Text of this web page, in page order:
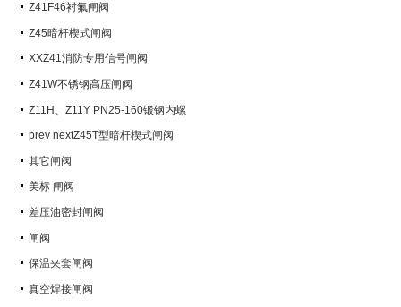
Z41F46衬氟闸阀
Z45暗杆楔式闸阀
XXZ41消防专用信号闸阀
Z41W不锈钢高压闸阀
Z11H、Z11Y PN25-160锻钢内螺
纹楔式闸阀
prev nextZ45T型暗杆楔式闸阀
其它闸阀
美标 闸阀
差压油密封闸阀
闸阀
保温夹套闸阀
真空焊接闸阀